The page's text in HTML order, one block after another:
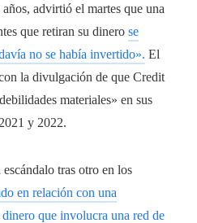
advirtió el martes que una
que retiran su dinero se
no se había invertido». El
la divulgación de que Credit
materiales» en sus
y 2022.
tras otro en los
en relación con una
que involucra una red de